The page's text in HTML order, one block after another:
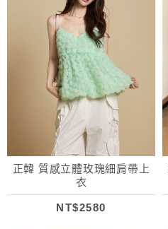
正韓 質感立體玫瑰細肩帶上
衣
NT$2580